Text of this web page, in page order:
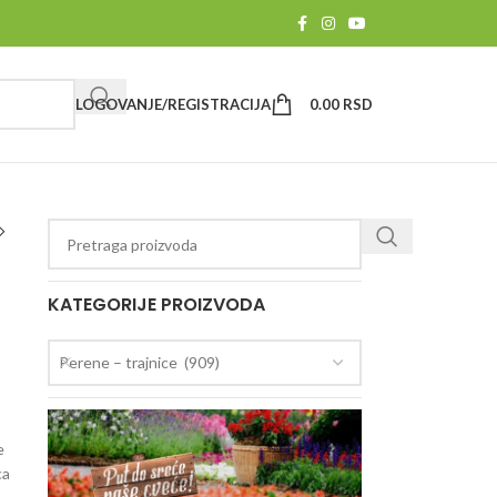
LOGOVANJE/REGISTRACIJA 0.00 RSD
KATEGORIJE PROIZVODA
Perene – trajnice (909)